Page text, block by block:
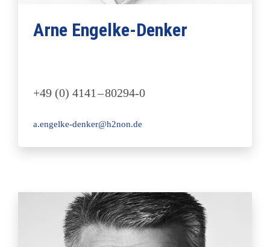
Arne Engelke-Denker
+49 (0) 4141 – 80294‑0
a.engelke-denker@h2non.de